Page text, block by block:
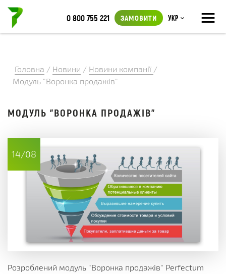
≡
0 800 755 221 ЗАМОВИТИ Укр
Головна / Новини / Новини компанії /
Модуль "Воронка продажів"
МОДУЛЬ "ВОРОНКА ПРОДАЖІВ"
14/08
Розроблений модуль "Воронка продажів" Perfectum